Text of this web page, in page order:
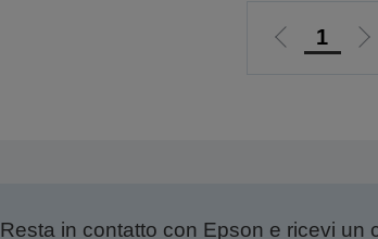
Vai 1
Vai
Resta in contatto con Epson e ricevi un